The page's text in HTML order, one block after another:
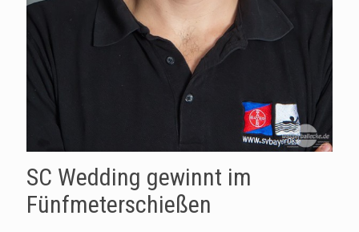
SC Wedding gewinnt im
Fünfmeterschießen